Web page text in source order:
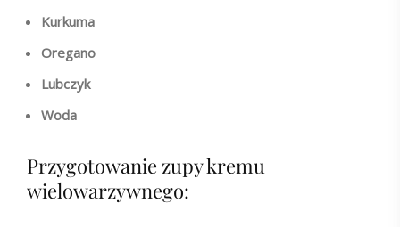
Kurkuma
Oregano
Lubczyk
Woda
Przygotowanie zupy kremu
wielowarzywnego: